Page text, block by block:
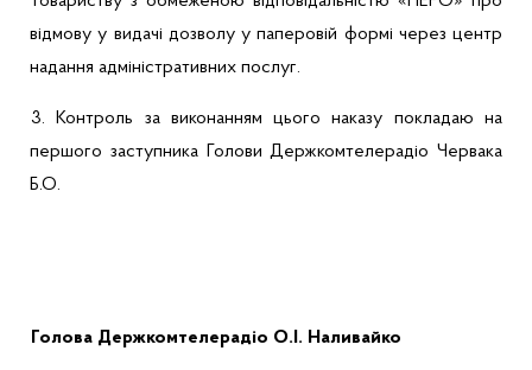
відмову у видачі дозволу у паперовій формі через центр
надання адміністративних послуг.
3.
Контроль за виконанням цього наказу покладаю на
першого заступника Голови Держкомтелерадіо Червака
Б.О.
Голова Держкомтелерадіо О.І. Наливайко